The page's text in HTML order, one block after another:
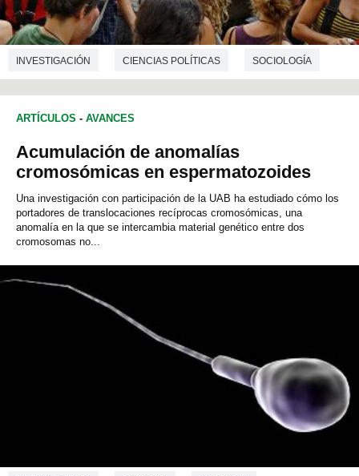
INVESTIGACIÓN CIENCIAS POLÍTICAS SOCIOLOGÍA
ARTÍCULOS - AVANCES
Acumulación de anomalías
cromosómicas en espermatozoides
Una investigación con participación de la UAB ha estudiado cómo los
portadores de translocaciones recíprocas cromosómicas, una
anomalía en la que se intercambia material genético entre dos
cromosomas no...